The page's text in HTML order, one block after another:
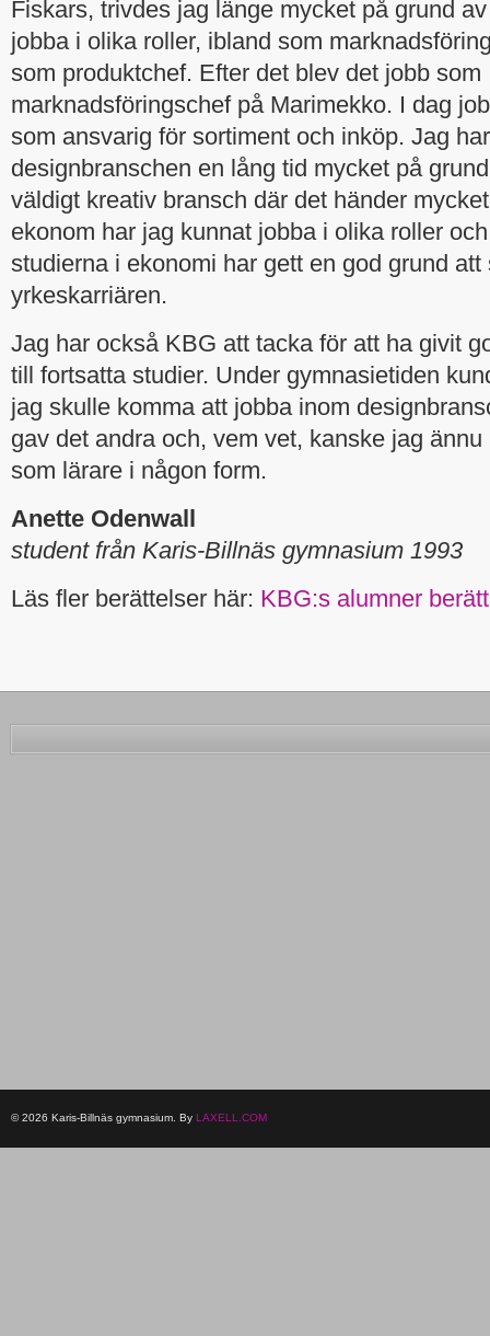
Fiskars, trivdes jag länge mycket på grund
jobba i olika roller, ibland som
som produktchef. Efter det blev det jobb som
marknadsföringschef på Marimekko. I dag
som ansvarig för sortiment och inköp. Jag
designbranschen en lång tid mycket på
väldigt kreativ bransch där det händer
ekonom har jag kunnat jobba i olika roller
studierna i ekonomi har gett en god grund
yrkeskarriären.
Jag har också KBG att tacka för att ha givit
till fortsatta studier. Under gymnasietiden
jag skulle komma att jobba inom
gav det andra och, vem vet, kanske jag
som lärare i någon form.
Anette Odenwall
student från Karis-Billnäs gymnasium 1993
Läs fler berättelser här: KBG:s alumner
© 2026 Karis-Billnäs gymnasium. By LAXELL.COM